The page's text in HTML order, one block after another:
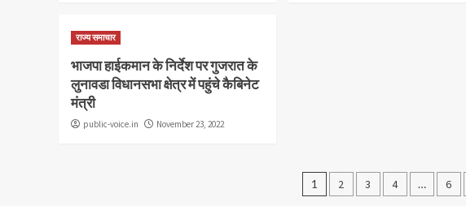
राज्य समाचार
भाजपा हाईकमान के निर्देश पर गुजरात के
लुनावडा विधानसभा क्षेत्र में पहुंचे कैबिनेट
मंत्री
public-voice.in November 23, 2022
Posts
1 2 3 4 … 6